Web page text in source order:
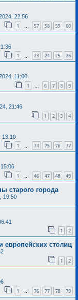
22:56
1 … 57 58 59 60
1 23 24 25 26
11:00
1 … 6 7 8 9
21:46
1 2 3 4
13:10
1 74 75 76 77
1 … 46 47 48 49
старого города
19:50
1 2
европейских столиц
1 2
1 … 76 77 78 79